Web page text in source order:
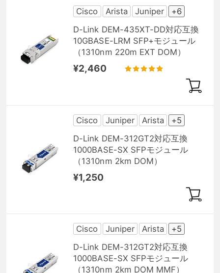
Cisco Arista Juniper
+6
D-Link DEM-435XT-DD対応互換
10GBASE-LRM SFP+モジュール
（1310nm 220m EXT DOM）
¥2,460
Cisco Juniper Arista
+5
D-Link DEM-312GT2対応互換
1000BASE-SX SFPモジュール
（1310nm 2km DOM）
¥1,250
Cisco Juniper Arista
+5
D-Link DEM-312GT2対応互換
1000BASE-SX SFPモジュール
（1310nm 2km DOM MMF）